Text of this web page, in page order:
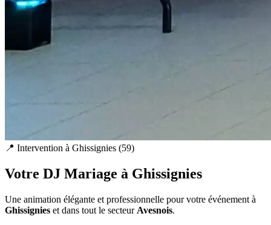
📍 Intervention à Ghissignies (59)
Votre DJ Mariage à Ghissignies
Une animation élégante et professionnelle pour votre événement à
Ghissignies et dans tout le secteur Avesnois.